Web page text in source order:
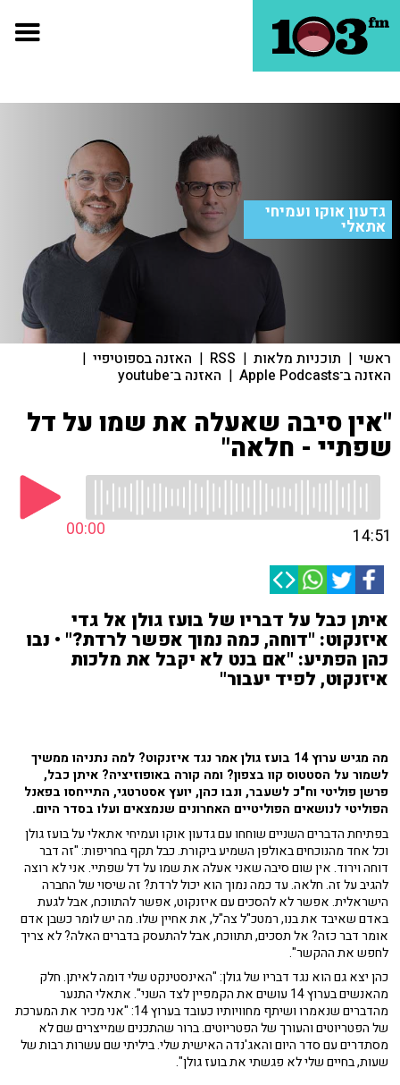
גדעון אוקו ועמיחי
אתאלי
ראשי | תוכניות מלאות |
RSS
| האזנה בספוטיפיי |
האזנה ב־Apple Podcasts | האזנה ב־youtube
"אין סיבה שאעלה את שמו על דל
שפתיי - חלאה"
00:00 14:51
איתן כבל על דבריו של בועז גולן אל גדי
איזנקוט: "דוחה, כמה נמוך אפשר לרדת?" • נבו
כהן הפתיע: "אם בנט לא יקבל את מלכות
איזנקוט, לפיד יעבור"
מה מגיש ערוץ 14 בועז גולן אמר נגד איזנקוט? למה נתניהו ממשיך
לשמור על הסטטוס קוו בצפון? ומה קורה באופוזיציה? איתן כבל,
פרשן פוליטי וח"כ לשעבר, ונבו כהן, יועץ אסטרטגי, התייחסו בפאנל
הפוליטי לנושאים הפוליטיים האחרונים שנמצאים ועלו בסדר היום.
בפתיחת הדברים השניים שוחחו עם גדעון אוקו ועמיחי אתאלי על בועז גולן
וכל אחד מהנוכחים באולפן השמיע ביקורת. כבל תקף בחריפות: "זה דבר
דוחה וירוד. אין שום סיבה שאני אעלה את שמו על דל שפתיי. אני לא רוצה
להגיב על זה. חלאה. עד כמה נמוך הוא יכול לרדת? זה שיסוי של החברה
הישראלית. אפשר לא להסכים עם איזנקוט, אפשר להתווכח, אבל לגעת
באדם שאיבד את בנו, רמטכ"ל צה"ל, את אחיין שלו. מה יש לומר כשבן אדם
אומר דבר כזה? אל תסכים, תתווכח, אבל להתעסק בדברים האלה? לא צריך
לחפש את ההקשר".
כהן יצא גם הוא נגד דבריו של גולן: "האינסטינקט שלי דומה לאיתן. חלק
מהאנשים בערוץ 14 עושים את הקמפיין לצד השני". אתאלי התנער
מהדברים שנאמרו ושיתף מחוויותיו כעובד בערוץ 14: "אני מכיר את המערכת
של הפטריוטים והעורך של הפטריוטים. ברור שהתכנים שמייצרים שם לא
מסתדרים עם סדר היום והאג'נדה האישית שלי. ביליתי שם עשרות רבות של
שעות, בחיים שלי לא פגשתי את בועז גולן".